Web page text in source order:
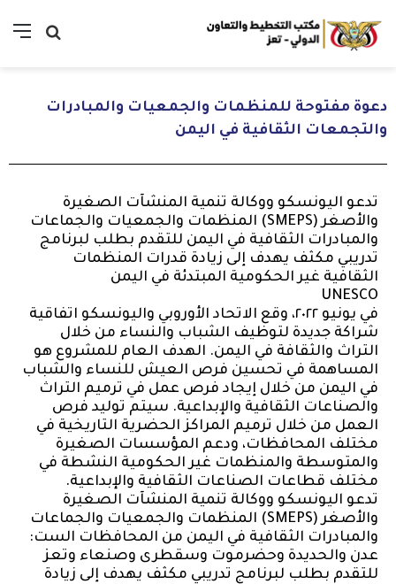
دعوة مفتوحة للمنظمات والجمعيات والمبادرات
والتجمعات الثقافية في اليمن
تدعو اليونسكو ووكالة تنمية المنشآت الصغيرة
والأصغر (SMEPS) المنظمات والجمعيات والجماعات
والمبادرات الثقافية في اليمن للتقدم بطلب لبرنامج
تدريبي مكثف يهدف إلى زيادة قدرات المنظمات
الثقافية غير الحكومية المبتدئة في اليمن
UNESCO
في يونيو ٢٠٢٢، وقع الاتحاد الأوروبي واليونسكو اتفاقية
شراكة جديدة لتوظيف الشباب والنساء من خلال
التراث والثقافة في اليمن. الهدف العام للمشروع هو
المساهمة في تحسين فرص العيش للنساء والشباب
في اليمن من خلال إيجاد فرص عمل في ترميم التراث
والصناعات الثقافية والإبداعية. سيتم توليد فرص
العمل من خلال ترميم المراكز الحضرية التاريخية في
مختلف المحافظات، ودعم المؤسسات الصغيرة
والمتوسطة والمنظمات غير الحكومية النشطة في
مختلف قطاعات الصناعات الثقافية والإبداعية.
تدعو اليونسكو ووكالة تنمية المنشآت الصغيرة
والأصغر (SMEPS) المنظمات والجمعيات والجماعات
والمبادرات الثقافية في اليمن من المحافظات الست:
عدن والحديدة وحضرموت وسقطرى وصنعاء وتعز
للتقدم بطلب لبرنامج تدريبي مكثف يهدف إلى زيادة